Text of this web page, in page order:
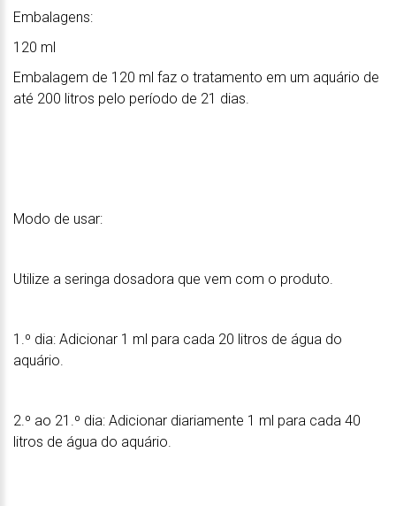
Embalagens:
120 ml
Embalagem de 120 ml faz o tratamento em um aquário de
até 200 litros pelo período de 21 dias.
Modo de usar:
Utilize a seringa dosadora que vem com o produto.
1.º dia: Adicionar 1 ml para cada 20 litros de água do
aquário.
2.º ao 21.º dia: Adicionar diariamente 1 ml para cada 40
litros de água do aquário.